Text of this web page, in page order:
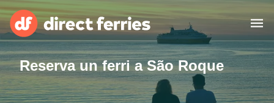
Països
Bitllets de Ferry
Reserva un ferri a São Roque